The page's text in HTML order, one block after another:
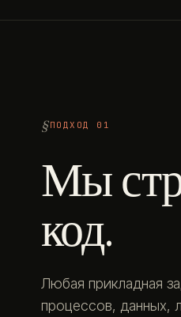
ПОДХОД 01
Мы
код.
Любая прикладная
процессов, данных,